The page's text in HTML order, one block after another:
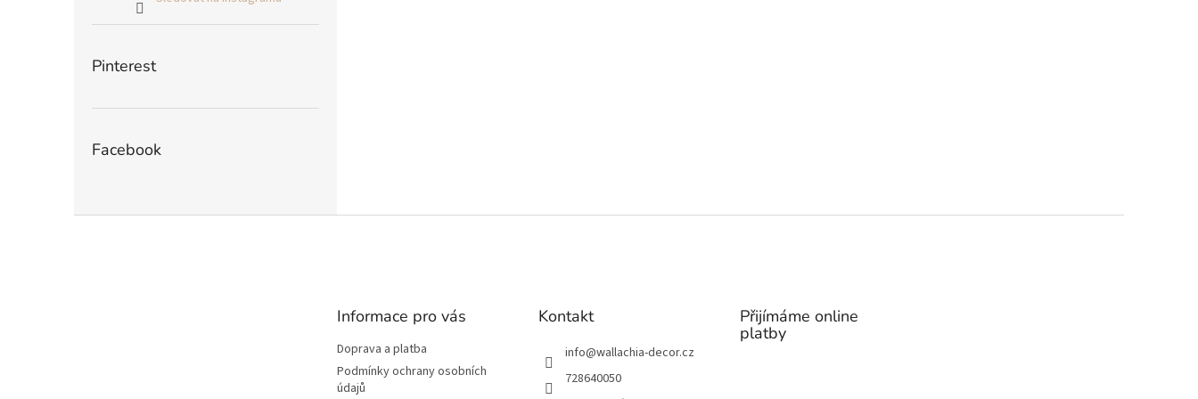
Pinterest
Facebook
Informace pro vás
Doprava a platba
Podmínky ochrany osobních
údajů
Kontakt
info@wallachia-decor.cz
728640050
Přijímáme online
platby